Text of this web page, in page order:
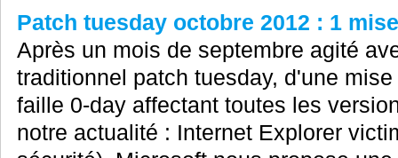
Patch tuesday octobre 2012 : 1
Après un mois de septembre agité
traditionnel patch tuesday, d'une
faille 0-day affectant toutes les
notre actualité : Internet Explorer